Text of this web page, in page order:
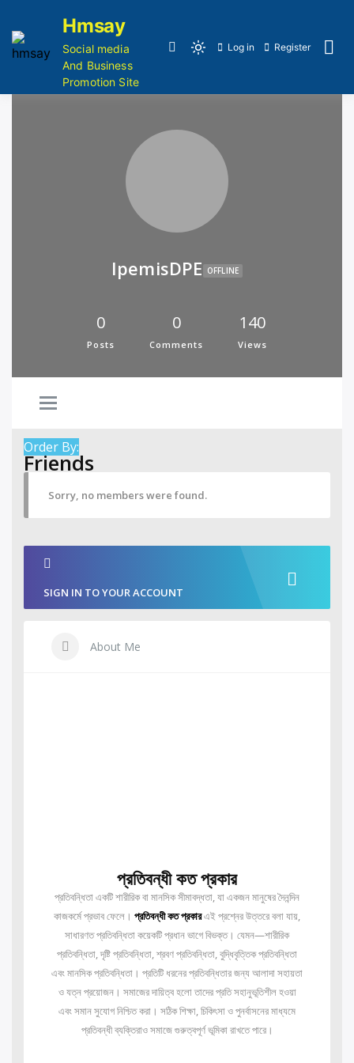
Hmsay
Social media
And Business
Promotion Site
Log in Register
IpemisDPE OFFLINE
0
Posts
0
Comments
140
Views
Order By:
Friends
Sorry, no members were found.
SIGN IN TO YOUR ACCOUNT
About Me
প্রতিবন্ধী কত প্রকার
প্রতিবন্ধিতা একটি শারীরিক বা মানসিক সীমাবদ্ধতা, যা একজন মানুষের দৈনন্দিন
কাজকর্মে প্রভাব ফেলে। প্রতিবন্ধী কত প্রকারএই প্রশ্নের উত্তরে বলা যায়,
সাধারণত প্রতিবন্ধিতা কয়েকটি প্রধান ভাগে বিভক্ত। যেমন—শারীরিক
প্রতিবন্ধিতা, দৃষ্টি প্রতিবন্ধিতা, শ্রবণ প্রতিবন্ধিতা, বুদ্ধিবৃত্তিক প্রতিবন্ধিতা
এবং মানসিক প্রতিবন্ধিতা। প্রতিটি ধরনের প্রতিবন্ধিতার জন্য আলাদা সহায়তা
ও যত্ন প্রয়োজন। সমাজের দায়িত্ব হলো তাদের প্রতি সহানুভূতিশীল হওয়া
এবং সমান সুযোগ নিশ্চিত করা। সঠিক শিক্ষা, চিকিৎসা ও পুনর্বাসনের মাধ্যমে
প্রতিবন্ধী ব্যক্তিরাও সমাজে গুরুত্বপূর্ণ ভূমিকা রাখতে পারে।